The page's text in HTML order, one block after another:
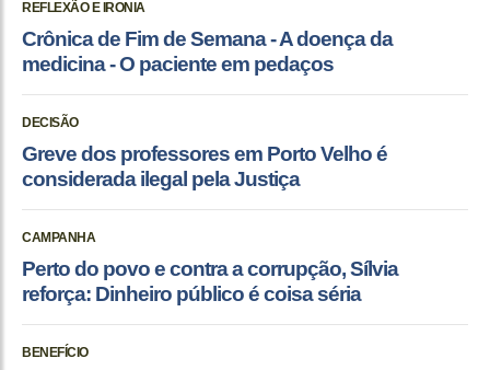
REFLEXÃO E IRONIA
Crônica de Fim de Semana - A doença da
medicina - O paciente em pedaços
DECISÃO
Greve dos professores em Porto Velho é
considerada ilegal pela Justiça
CAMPANHA
Perto do povo e contra a corrupção, Sílvia
reforça: Dinheiro público é coisa séria
BENEFÍCIO